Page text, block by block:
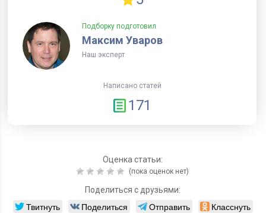
Подборку подготовил
Максим Уваров
Наш эксперт
Написано статей
171
Оценка статьи:
(пока оценок нет)
Поделиться с друзьями:
Твитнуть Поделиться Отправить Класснуть